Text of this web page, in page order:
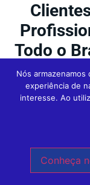
Todo o
Na Agência
Paulo,
de tudo o
empresas
Nós
experiência de
interesse. Ao
Conheça